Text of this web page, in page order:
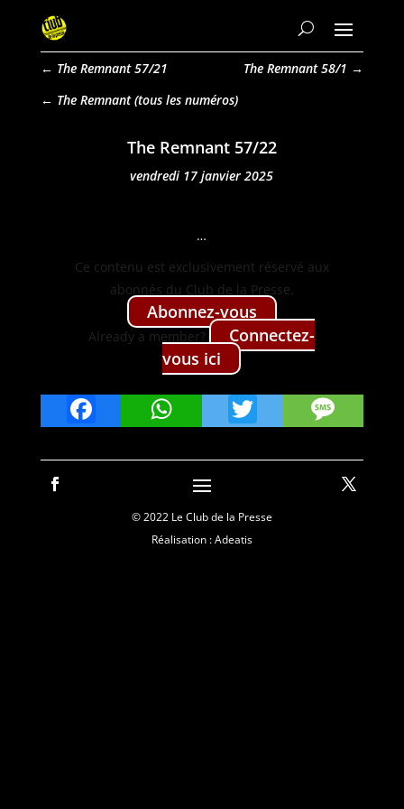
← The Remnant 57/21 The Remnant 58/1 →
The Remnant
The Remnant 57/22
vendredi 17 janvier 2025
…
Ce con­tenu est exclu­sive­ment réservé aux
abon­nés du Club de la Presse.
Abon­nez-vous
Already a mem­ber?
Con­nectez-
vous ici
FacebookWhatsApp
Twitter
© 2022 Le Club de la Presse
Réalisation : Adeatis